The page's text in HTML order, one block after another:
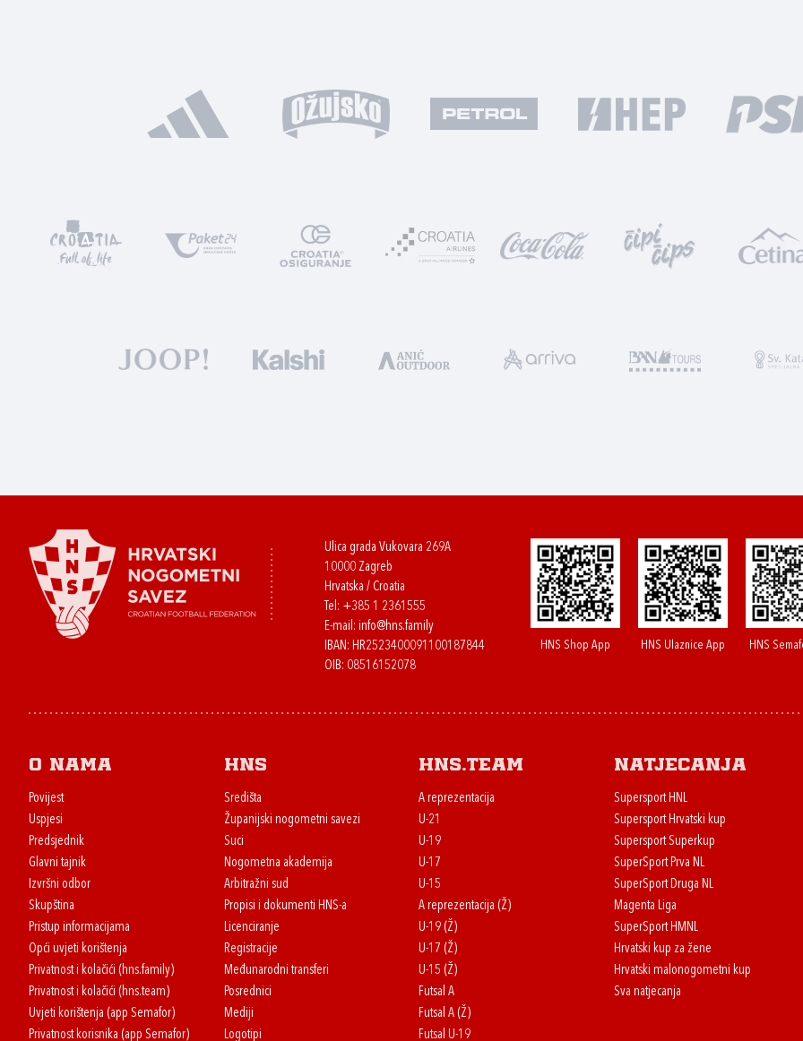
Ulica grada Vukovara 269A
10000 Zagreb
Hrvatska / Croatia
Tel: +385 1 2361555
E-mail: info@hns.family
IBAN: HR2523400091100187844
OIB: 08516152078
HNS Shop App HNS Ulaznice App HNS
O nama
Povijest
Uspjesi
Predsjednik
Glavni tajnik
Izvršni odbor
Skupština
Pristup informacijama
Opći uvjeti korištenja
Privatnost i kolačići (hns.family)
Privatnost i kolačići (hns.team)
Uvjeti korištenja (app Semafor)
Privatnost korisnika (app Semafor)
HNS
Središta
Županijski nogometni savezi
Suci
Nogometna akademija
Arbitražni sud
Propisi i dokumenti HNS-a
Licenciranje
Registracije
Međunarodni transferi
Posrednici
Mediji
Logotipi
HNS.team
A reprezentacija
U-21
U-19
U-17
U-15
A reprezentacija (Ž)
U-19 (Ž)
U-17 (Ž)
U-15 (Ž)
Futsal A
Futsal A (Ž)
Futsal U-19
Natjecanja
Supersport HNL
Supersport Hrvatski kup
Supersport Superkup
SuperSport Prva NL
SuperSport Druga NL
Magenta Liga
SuperSport HMNL
Hrvatski kup za žene
Hrvatski malonogometni kup
Sva natjecanja